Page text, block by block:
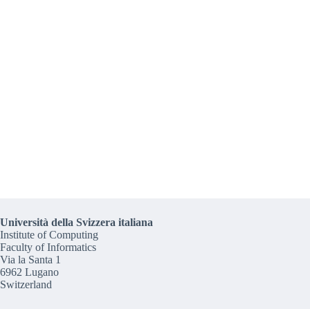
Università della Svizzera italiana
Institute of Computing
Faculty of Informatics
Via la Santa 1
6962 Lugano
Switzerland